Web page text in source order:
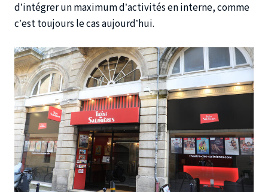
d’intégrer un maximum d’activités en interne, comme
c’est toujours le cas aujourd’hui.